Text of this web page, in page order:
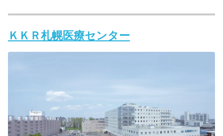
ＫＫＲ札幌医療センター